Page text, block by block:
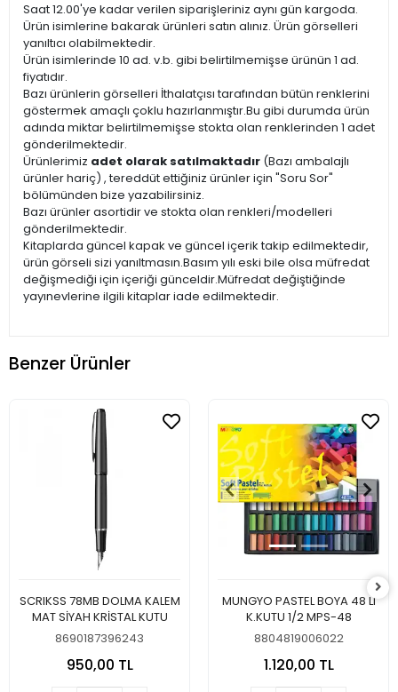
Saat 12.00'ye kadar verilen siparişleriniz aynı gün kargoda.
Ürün isimlerine bakarak ürünleri satın alınız. Ürün görselleri
yanıltıcı olabilmektedir.
Ürün isimlerinde 10 ad. v.b. gibi belirtilmemişse ürünün 1 ad.
fiyatıdır.
Bazı ürünlerin görselleri İthalatçısı tarafından bütün renklerini
göstermek amaçlı çoklu hazırlanmıştır.Bu gibi durumda ürün
adında miktar belirtilmemişse stokta olan renklerinden 1 adet
gönderilmektedir.
Ürünlerimiz adet olarak satılmaktadır (Bazı ambalajlı
ürünler hariç) , tereddüt ettiğiniz ürünler için "Soru Sor"
bölümünden bize yazabilirsiniz.
Bazı ürünler asortidir ve stokta olan renkleri/modelleri
gönderilmektedir.
Kitaplarda güncel kapak ve güncel içerik takip edilmektedir,
ürün görseli sizi yanıltmasın.Basım yılı eski bile olsa müfredat
değişmediği için içeriği günceldir.Müfredat değiştiğinde
yayınevlerine ilgili kitaplar iade edilmektedir.
Benzer Ürünler
SCRIKSS 78MB DOLMA KALEM
MAT SİYAH KRİSTAL KUTU
8690187396243
950,00 TL
MUNGYO PASTEL BOYA 48 LI
K.KUTU 1/2 MPS-48
8804819006022
1.120,00 TL